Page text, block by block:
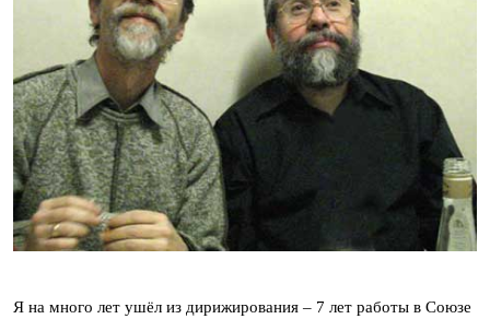
Я на много лет ушёл из дирижирования – 7 лет работы в Союзе